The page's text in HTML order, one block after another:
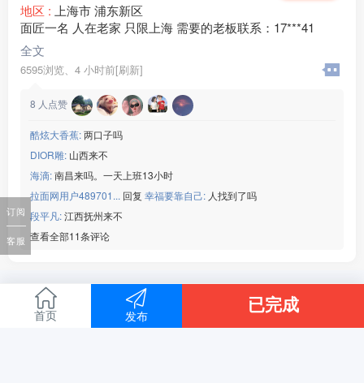
地区 : 上海市 浦东新区
面匠一名 人在老家 只限上海 需要的老板联系：17***41
全文
6595浏览、 4 小时前[刷新]
8 人点赞
酷炫大香蕉:两口子吗
DIOR雕: 山西来不
海滴:南昌来吗。一天上班13小时
拉面网用户489701... 回复 幸福要靠自己: 人找到了吗
段平凡:江西抚州来不
查看全部11条评论
首页 发布
已完成
订阅
客服